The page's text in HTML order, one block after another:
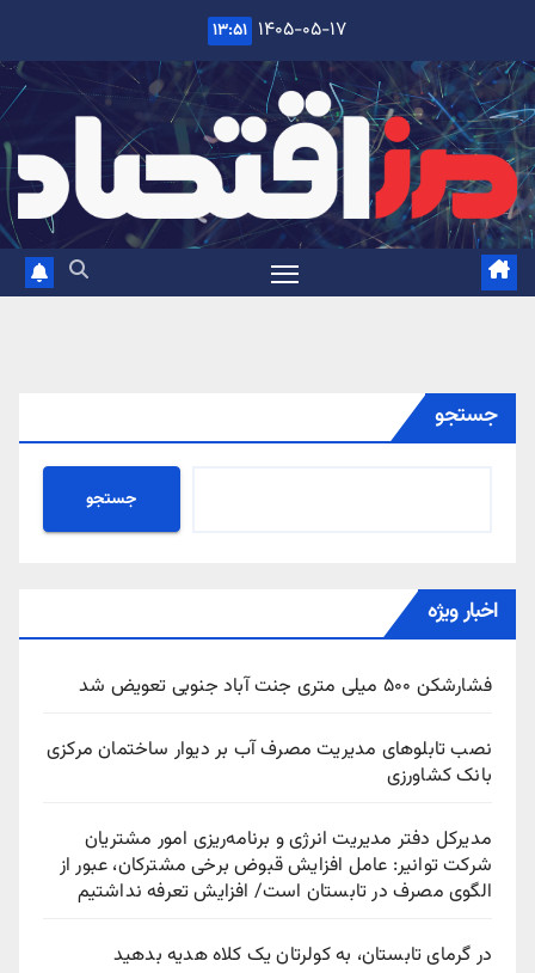
content
۱۴۰۵-۰۵-۱۷ ۱۳:۵۱
جستجو
جستجو
اخبار ویژه
فشارشکن ۵۰۰ میلی متری جنت آباد جنوبی تعویض شد
نصب تابلوهای مدیریت مصرف آب بر دیوار ساختمان مرکزی
بانک کشاورزی
مدیرکل دفتر مدیریت انرژی و برنامه‌ریزی امور مشتریان
شرکت توانیر: عامل افزایش قبوض برخی مشترکان، عبور از
الگوی مصرف در تابستان است/ افزایش تعرفه نداشتیم
در گرمای تابستان، به کولرتان یک کلاه هدیه بدهید